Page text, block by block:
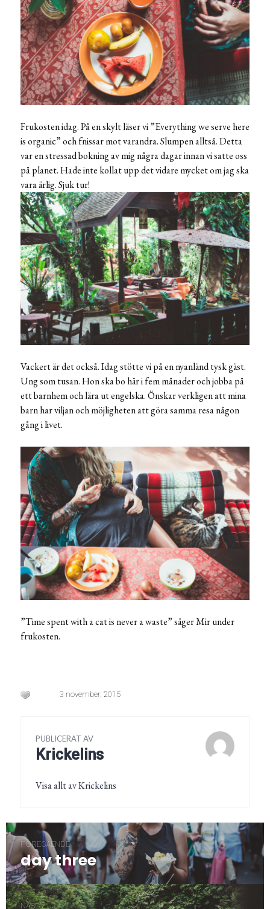
Frukosten idag. På en skylt läser vi ”Everything we serve here
is organic” och fnissar mot varandra. Slumpen alltså. Detta
var en stressad bokning av mig några dagar innan vi satte oss
på planet. Hade inte kollat upp det vidare mycket om jag ska
vara ärlig. Sjuk tur!
Vackert är det också. Idag stötte vi på en nyanländ tysk gäst.
Ung som tusan. Hon ska bo här i fem månader och jobba på
ett barnhem och lära ut engelska. Önskar verkligen att mina
barn har viljan och möjligheten att göra samma resa någon
gång i livet.
”Time spent with a cat is never a waste” säger Mir under
frukosten.
3 november, 2015
PUBLICERAT AV
Krickelins
Visa allt av Krickelins
Inläggsnavigering
FÖREGÅENDE
Föregående
post:
day three
NÄSTA